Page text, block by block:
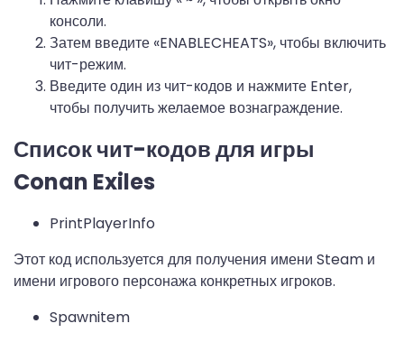
консоли.
Затем введите «ENABLECHEATS», чтобы включить
чит-режим.
Введите один из чит-кодов и нажмите Enter,
чтобы получить желаемое вознаграждение.
Список чит-кодов для игры
Conan Exiles
PrintPlayerInfo
Этот код используется для получения имени Steam и
имени игрового персонажа конкретных игроков.
Spawnitem